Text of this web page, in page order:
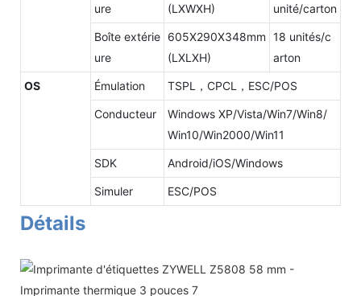
ure
(LXWXH)
unité/carton
Boîte extérie
ure
605X290X348mm
(LXLXH)
18 unités/c
arton
OS Émulation TSPL，CPCL，ESC/POS
Conducteur
Windows XP/Vista/Win7/Win8/
Win10/Win2000/Win11
SDK Android/iOS/Windows
Simuler ESC/POS
Détails